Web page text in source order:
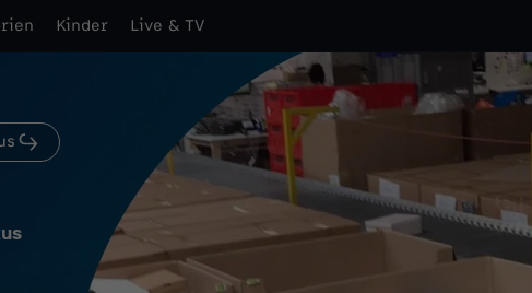
Kinder Live & TV